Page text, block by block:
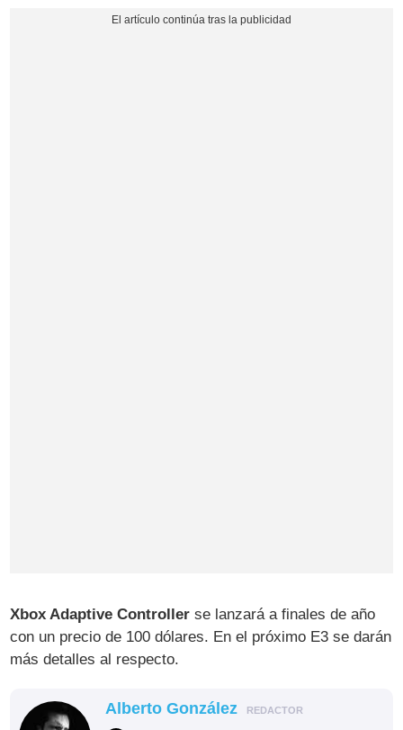
Xbox Adaptive Controller se lanzará a finales de año
con un precio de 100 dólares. En el próximo E3 se darán
más detalles al respecto.
Alberto González REDACTOR